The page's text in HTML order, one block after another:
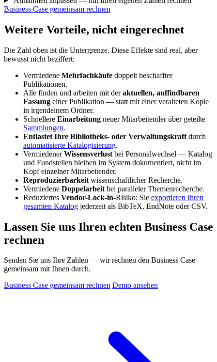
Business Case gemeinsam rechnen
Weitere Vorteile, nicht eingerechnet
Die Zahl oben ist die Untergrenze. Diese Effekte sind real, aber
bewusst nicht beziffert:
Vermiedene Mehrfachkäufe doppelt beschaffter
Publikationen.
Alle finden und arbeiten mit deraktuellen, auffindbaren
Fassung einer Publikation — statt mit einer veralteten Kopie
in irgendeinem Ordner.
Schnellere Einarbeitung neuer Mitarbeitender über geteilte
Sammlungen.
Entlastet Ihre Bibliotheks- oder Verwaltungskraft durch
automatisierte Katalogisierung.
VermiedenerWissensverlust bei Personalwechsel — Katalog
und Fundstellen bleiben im System dokumentiert, nicht im
Kopf einzelner Mitarbeitender.
Reproduzierbarkeit wissenschaftlicher Recherche.
Vermiedene Doppelarbeit bei paralleler Themenrecherche.
Reduziertes Vendor-Lock-in-Risiko: Sie exportieren Ihren
gesamten Katalog jederzeit als BibTeX, EndNote oder CSV.
Lassen Sie uns Ihren echten Business Case
rechnen
Senden Sie uns Ihre Zahlen — wir rechnen den Business Case
gemeinsam mit Ihnen durch.
Business Case gemeinsam rechnen Demo ansehen